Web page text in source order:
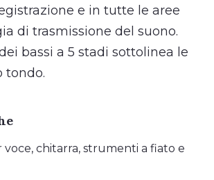
e in tutte le aree
di trasmissione del suono.
bassi a 5 stadi sottolinea le
tondo.
chitarra, strumenti a fiato e